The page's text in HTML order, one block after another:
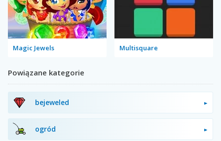
Magic Jewels Multisquare
Powiązane kategorie
bejeweled
ogród